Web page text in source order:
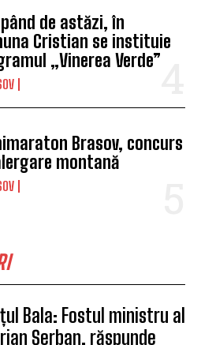
de astăzi, în
Cristian se instituie
„Vinerea Verde”
Brasov, concurs
montană
Bala: Fostul ministru al
Șerban, răspunde